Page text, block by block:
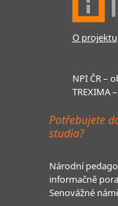
O projektu
NPI ČR –
TREXIMA
Potřebujete
studia?
Národní
informačně
Senovážné